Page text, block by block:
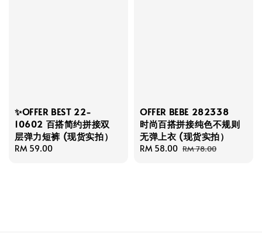
✨OFFER BEST 22-
10602 百搭简约拼接双
层弹力短裤 (现货实拍）
Regular
RM 59.00
OFFER BEBE 282338
时尚百搭拼接纯色不规则
无弹上衣 (现货实拍）
Sale
RM 58.00 Regular
RM 78.00